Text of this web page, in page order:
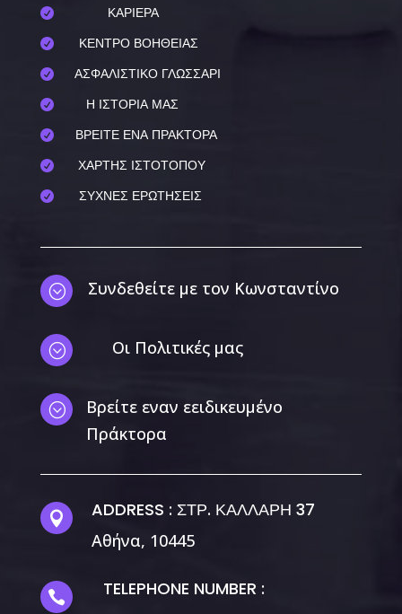
 ΚΑΡΙΕΡΑ
 ΚΕΝΤΡΟ ΒΟΗΘΕΙΑΣ
 ΑΣΦΑΛΙΣΤΙΚΟ ΓΛΩΣΣΑΡΙ
 Η ΙΣΤΟΡΙΑ ΜΑΣ
 ΒΡΕΙΤΕ ΕΝΑ ΠΡΑΚΤΟΡΑ
 ΧΑΡΤΗΣ ΙΣΤΟΤΟΠΟΥ
 ΣΥΧΝΕΣ ΕΡΩΤΗΣΕΙΣ
; Συνδεθείτε με τον Κωνσταντίνο
; Οι Πολιτικές μας
;
Βρείτε εναν εειδικευμένο
Πράκτορα
 ADDRESS : ΣΤΡ. ΚΑΛΛΑΡΗ 37
Αθήνα, 10445
 TELEPHONE NUMBER :